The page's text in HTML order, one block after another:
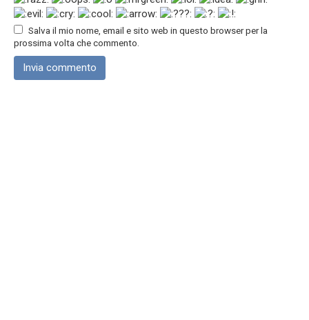
Salva il mio nome, email e sito web in questo browser per la
prossima volta che commento.